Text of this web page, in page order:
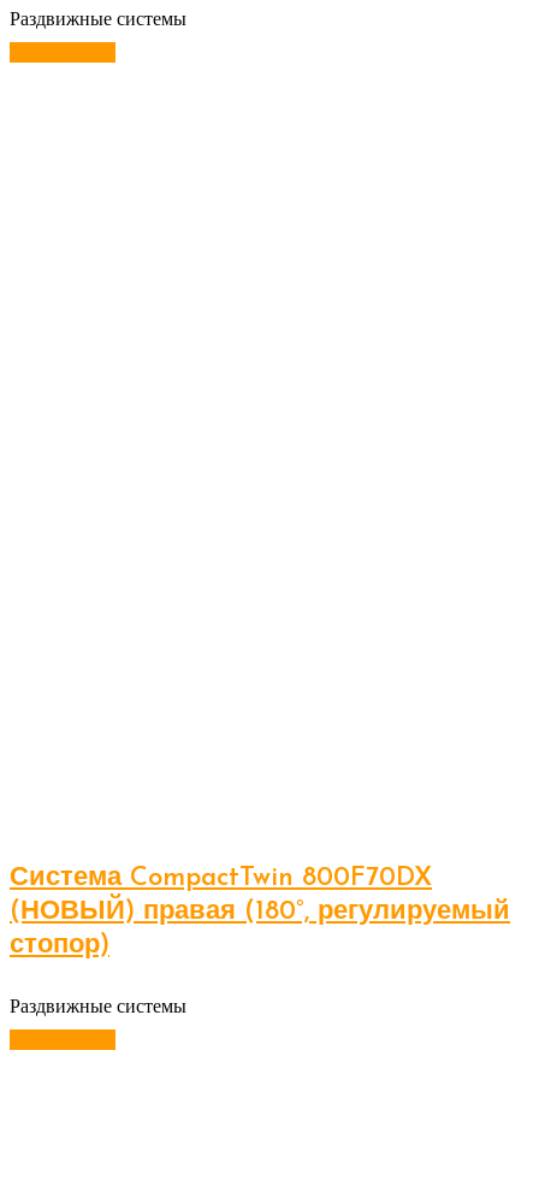
Раздвижные системы
Система CompactTwin 800F70DX
(НОВЫЙ) правая (180°, регулируемый
стопор)
Раздвижные системы